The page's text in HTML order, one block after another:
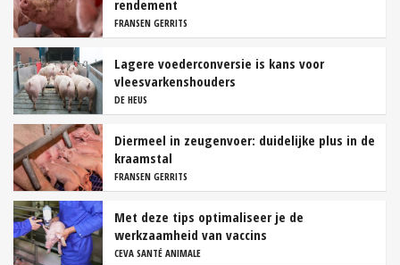
rendement
FRANSEN GERRITS
Lagere voederconversie is kans voor
vleesvarkenshouders
DE HEUS
Diermeel in zeugenvoer: duidelijke plus in de
kraamstal
FRANSEN GERRITS
Met deze tips optimaliseer je de
werkzaamheid van vaccins
CEVA SANTÉ ANIMALE